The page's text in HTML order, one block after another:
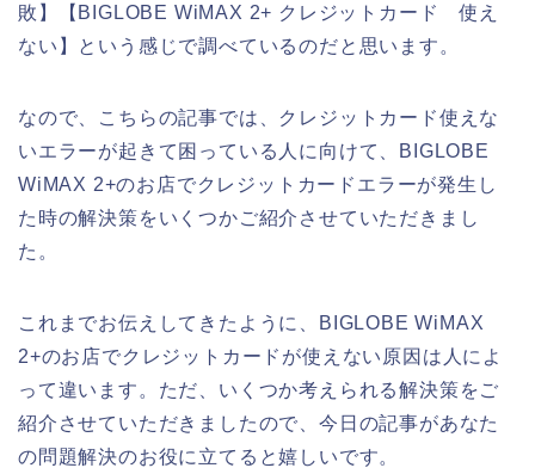
敗】【BIGLOBE WiMAX 2+ クレジットカード 使え
ない】という感じで調べているのだと思います。
なので、こちらの記事では、クレジットカード使えな
いエラーが起きて困っている人に向けて、BIGLOBE
WiMAX 2+のお店でクレジットカードエラーが発生し
た時の解決策をいくつかご紹介させていただきまし
た。
これまでお伝えしてきたように、BIGLOBE WiMAX
2+のお店でクレジットカードが使えない原因は人によ
って違います。ただ、いくつか考えられる解決策をご
紹介させていただきましたので、今日の記事があなた
の問題解決のお役に立てると嬉しいです。